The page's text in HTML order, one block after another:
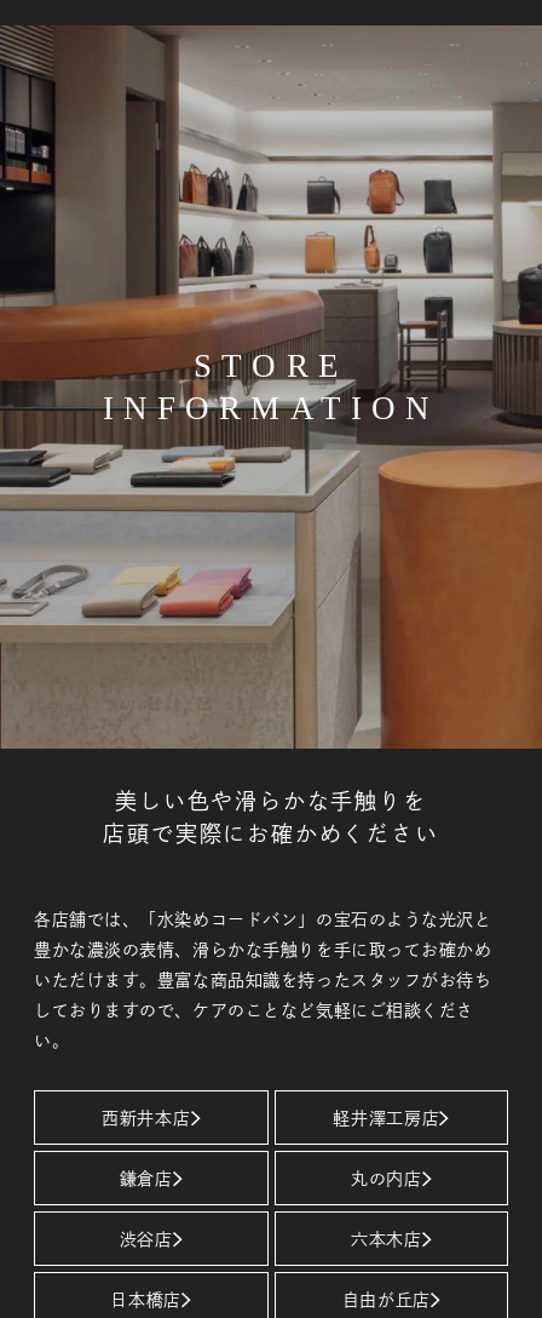
STORE
INFORMATION
美しい色や滑らかな手触りを
店頭で実際にお確かめください
各店舗では、「水染めコードバン」の宝石のような光沢と
豊かな濃淡の表情、滑らかな手触りを手に取ってお確かめ
いただけます。豊富な商品知識を持ったスタッフがお待ち
しておりますので、ケアのことなど気軽にご相談くださ
い。
西新井本店 軽井澤工房店
鎌倉店 丸の内店
渋谷店 六本木店
日本橋店 自由が丘店